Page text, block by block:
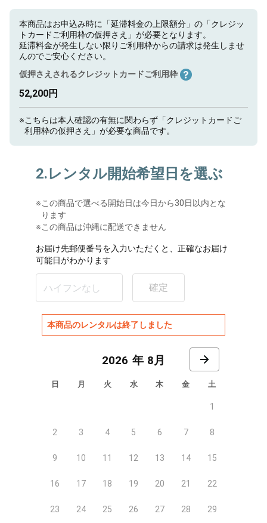
本商品はお申込み時に「延滞料金の上限額分」の「クレジッ
トカードご利用枠の仮押さえ」が必要となります。
延滞料金が発生しない限りご利用枠からの請求は発生しませ
んのでご安心ください。
仮押さえされるクレジットカードご利用枠
52,200円
※こちらは本人確認の有無に関わらず「クレジットカードご
利用枠の仮押さえ」が必要な商品です。
2.レンタル開始希望日を選ぶ
※この商品で選べる開始日は今日から30日以内とな
ります
※この商品は沖縄に配送できません
お届け先郵便番号を入力いただくと、正確なお届け
可能日がわかります
確定
本商品のレンタルは終了しました
8月
日 月 火 水 木 金 土
1
2 3 4 5 6 7 8
9 10 11 12 13 14 15
16 17 18 19 20 21 22
23 24 25 26 27 28 29